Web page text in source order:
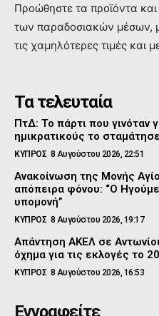
Προώθηστε τα προϊόντα και
των παραδοσιακών μέσων,
τις χαμηλότερες τιμές και
Τα τελευταία
ΠτΔ: Το πάρτι που γινόταν
ημικρατικούς το
ΚΥΠΡΟΣ 8 Αυγούστου 2026, 22:51
Ανακοίνωση της Μονής
απόπειρα φόνου: “Ο
υπομονή”
ΚΥΠΡΟΣ 8 Αυγούστου 2026, 19:17
Απάντηση ΑΚΕΛ σε
όχημα για τις εκλογές το
ΚΥΠΡΟΣ 8 Αυγούστου 2026, 16:53
Εγγραφείτε